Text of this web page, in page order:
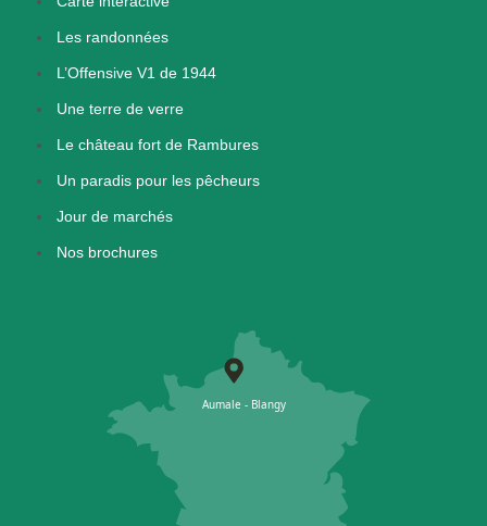
Les randonnées
L’Offensive V1 de 1944
Une terre de verre
Le château fort de Rambures
Un paradis pour les pêcheurs
Jour de marchés
Nos brochures